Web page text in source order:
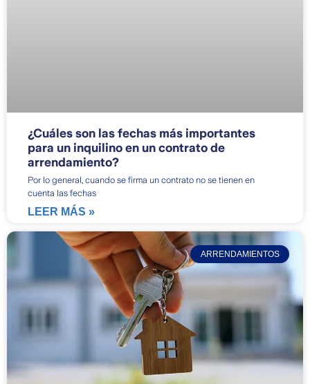
¿Cuáles son las fechas más importantes
para un inquilino en un contrato de
arrendamiento?
Por lo general, cuando se firma un contrato no se tienen en
cuenta las fechas
LEER MÁS »
ARRENDAMIENTOS